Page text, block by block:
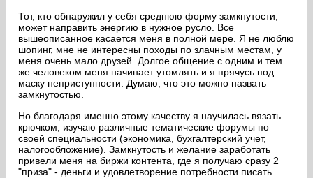
Тот, кто обнаружил у себя среднюю форму замкнутости,
может направить энергию в нужное русло. Все
вышеописанное касается меня в полной мере. Я не люблю
шопинг, мне не интересны походы по злачным местам, у
меня очень мало друзей. Долгое общение с одним и тем
же человеком меня начинает утомлять и я прячусь под
маску неприступности. Думаю, что это можно назвать
замкнутостью.
Но благодаря именно этому качеству я научилась вязать
крючком, изучаю различные тематические форумы по
своей специальности (экономика, бухгалтерский учет,
налогообложение). Замкнутость и желание заработать
привели меня на биржи контента , где я получаю сразу 2
"приза" - деньги и удовлетворение потребности писать.